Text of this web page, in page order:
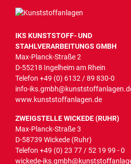
IKS KUNSTSTOFF- UND
STAHLVERARBEITUNGS GMBH
Max-Planck-Straße 2
D-55218 Ingelheim am Rhein
Telefon +49 (0) 6132 / 89 830-0
info-
www.kunststoffanlagen.de
ZWEIGSTELLE WICKEDE (RUHR)
Max-Planck-Straße 3
D-58739 Wickede (Ruhr)
Telefon +49 (0) 23 77 / 52 19 99 - 0
wickede-